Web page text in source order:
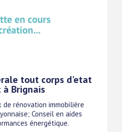
tout corps d'etat
à Brignais
rénovation immobilière
Conseil en aides
énergétique.